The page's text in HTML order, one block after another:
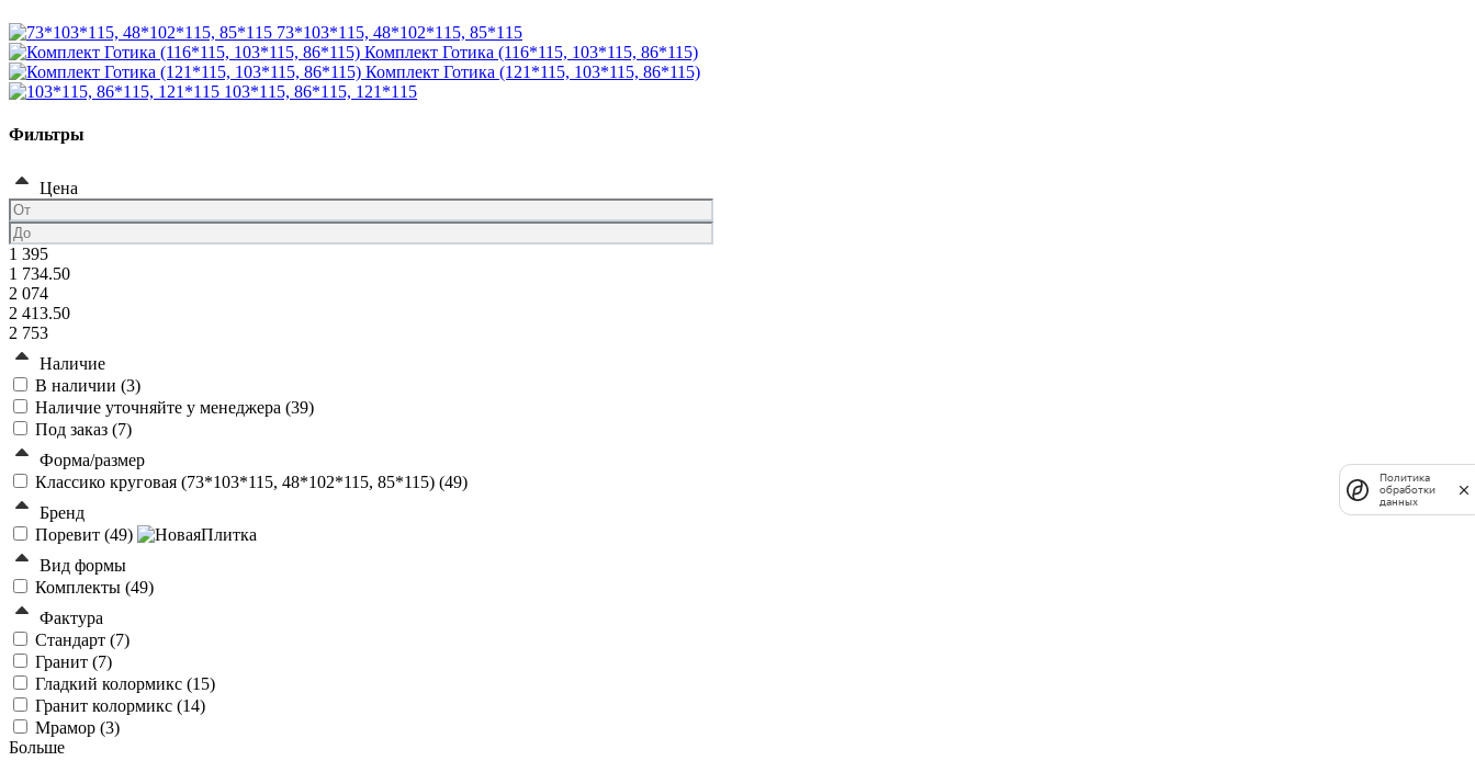
73*103*115, 48*102*115, 85*115
Комплект Готика (116*115, 103*115, 86*115)
Комплект Готика (121*115, 103*115, 86*115)
103*115, 86*115, 121*115
Фильтры
Цена
1 395
1 734.50
2 074
2 413.50
2 753
Наличие
В наличии (3)
Наличие уточняйте у менеджера (39)
Под заказ (7)
Форма/размер
Классико круговая (73*103*115, 48*102*115, 85*115) (49)
Бренд
Поревит (49)
Вид формы
Комплекты (49)
Фактура
Стандарт (7)
Гранит (7)
Гладкий колормикс (15)
Гранит колормикс (14)
Мрамор (3)
Больше
Политика
обработки
данных